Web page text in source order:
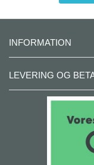
INFORMATION
LEVERING OG